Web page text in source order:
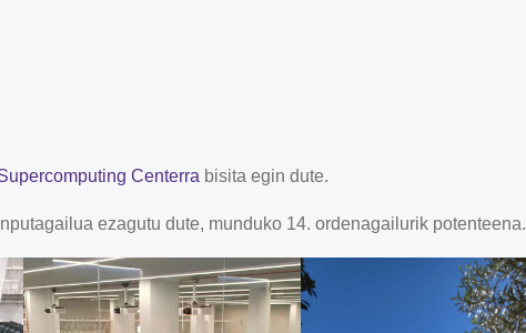
Centerra bisita egin dute.
ezagutu dute, munduko 14. ordenagailurik potenteena.